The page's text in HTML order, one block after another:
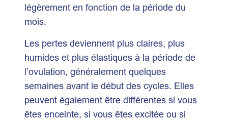
légèrement en fonction de la période du
mois.
Les pertes deviennent plus claires, plus
humides et plus élastiques à la période de
l’ovulation, généralement quelques
semaines avant le début des cycles. Elles
peuvent également être différentes si vous
êtes enceinte, si vous êtes excitée ou si